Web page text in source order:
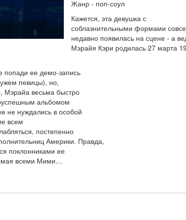
Жанр - поп-соул
Кажется, эта девушка с
соблазнительными формами
недавно появилась на сцене - а
Мэрайя Кэри родилась 27 марта
попади ее демо-запись
певицы), но,
Мэрайа весьма быстро
альбомом
не нуждались в особой
всем
постепенно
Америки. Правда,
поклонниками ее
всеми Мими…